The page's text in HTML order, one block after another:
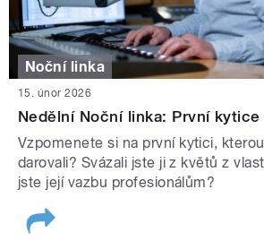
Noční linka
15. únor 2026
Nedělní Noční linka: První kytice
Vzpomenete si na první kytici,
darovali? Svázali jste ji z květů z
jste její vazbu profesionálům?